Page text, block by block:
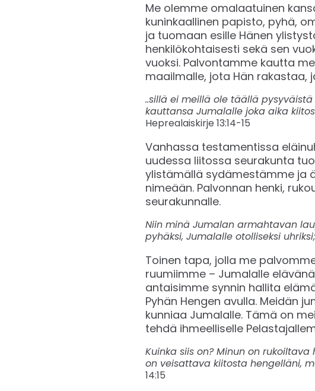
Me olemme omalaatuinen
kuninkaallinen papisto, pyhä,
ja tuomaan esille Hänen
henkilökohtaisesti sekä sen
vuoksi. Palvontamme kautta
maailmalle, jota Hän rakastaa,
..sillä ei meillä ole täällä
kauttansa Jumalalle joka aika
Heprealaiskirje 13:14-15
Vanhassa testamentissa
uudessa liitossa seurakunta
ylistämällä sydämestämme ja
nimeään. Palvonnan henki,
seurakunnalle.
Niin minä Jumalan armahtavan
pyhäksi, Jumalalle otolliseksi
Toinen tapa, jolla me
ruumiimme – Jumalalle
antaisimme synnin hallita
Pyhän Hengen avulla. Meidän
kunniaa Jumalalle. Tämä on
tehdä ihmeelliselle
Kuinka siis on? Minun on
on veisattava kiitosta hengelläni,
14:15